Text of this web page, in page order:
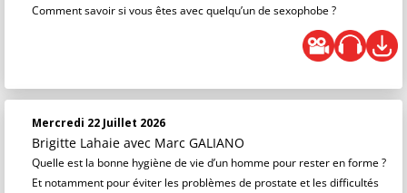
Comment savoir si vous êtes avec quelqu’un de sexophobe ?
Mercredi 22 Juillet 2026
Brigitte Lahaie avec Marc GALIANO
Quelle est la bonne hygiène de vie d’un homme pour rester en forme ?
Et notamment pour éviter les problèmes de prostate et les difficultés